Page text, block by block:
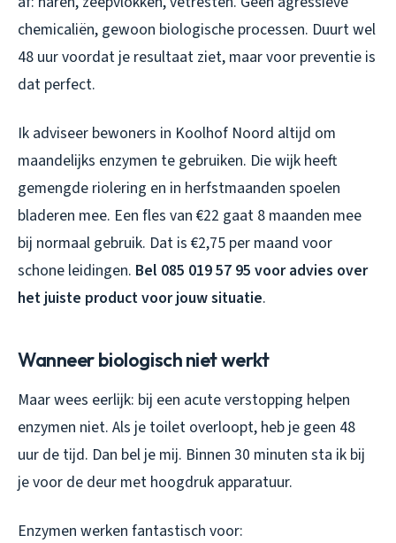
chemicaliën, gewoon biologische processen. Duurt wel
48 uur voordat je resultaat ziet, maar voor preventie is
dat perfect.
Ik adviseer bewoners in Koolhof Noord altijd om
maandelijks enzymen te gebruiken. Die wijk heeft
gemengde riolering en in herfstmaanden spoelen
bladeren mee. Een fles van €22 gaat 8 maanden mee
bij normaal gebruik. Dat is €2,75 per maand voor
schone leidingen. Bel 085 019 57 95 voor advies over
het juiste product voor jouw situatie.
Wanneer biologisch niet werkt
Maar wees eerlijk: bij een acute verstopping helpen
enzymen niet. Als je toilet overloopt, heb je geen 48
uur de tijd. Dan bel je mij. Binnen 30 minuten sta ik bij
je voor de deur met hoogdruk apparatuur.
Enzymen werken fantastisch voor: